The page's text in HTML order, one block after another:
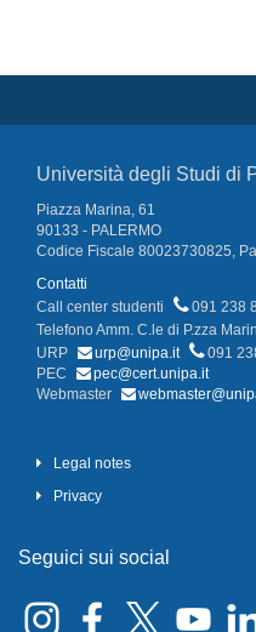
Università degli Studi di
Piazza Marina, 61
90133 - PALERMO
Codice Fiscale 80023730825,
Contatti
Call center studenti
091 238
Telefono Amm. C.le di P.zza
URP
urp@unipa.it
091
PEC
pec@cert.unipa.it
Webmaster
Legal notes
Privacy
Seguici sui social